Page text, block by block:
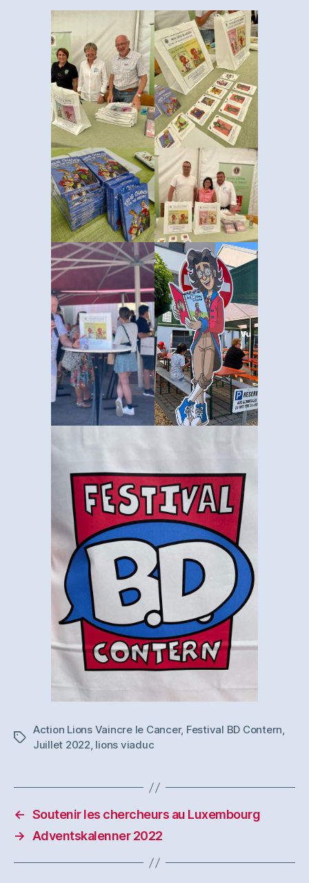
Tags
Action Lions Vaincre le Cancer, Festival BD Contern,
Juillet 2022, lions viaduc
← Soutenir les chercheurs au Luxembourg
→ Adventskalenner 2022